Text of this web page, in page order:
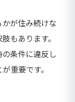
が住み続けな
もあります。
条件に違反し
重要です。